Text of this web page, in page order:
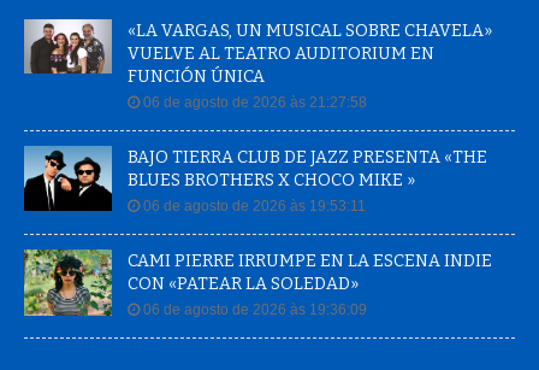
«LA VARGAS, UN MUSICAL SOBRE CHAVELA»
VUELVE AL TEATRO AUDITORIUM EN
FUNCIÓN ÚNICA
06 de agosto de 2026 às 21:27:58
BAJO TIERRA CLUB DE JAZZ PRESENTA «THE
BLUES BROTHERS X CHOCO MIKE »
06 de agosto de 2026 às 19:53:11
CAMI PIERRE IRRUMPE EN LA ESCENA INDIE
CON «PATEAR LA SOLEDAD»
06 de agosto de 2026 às 19:36:09